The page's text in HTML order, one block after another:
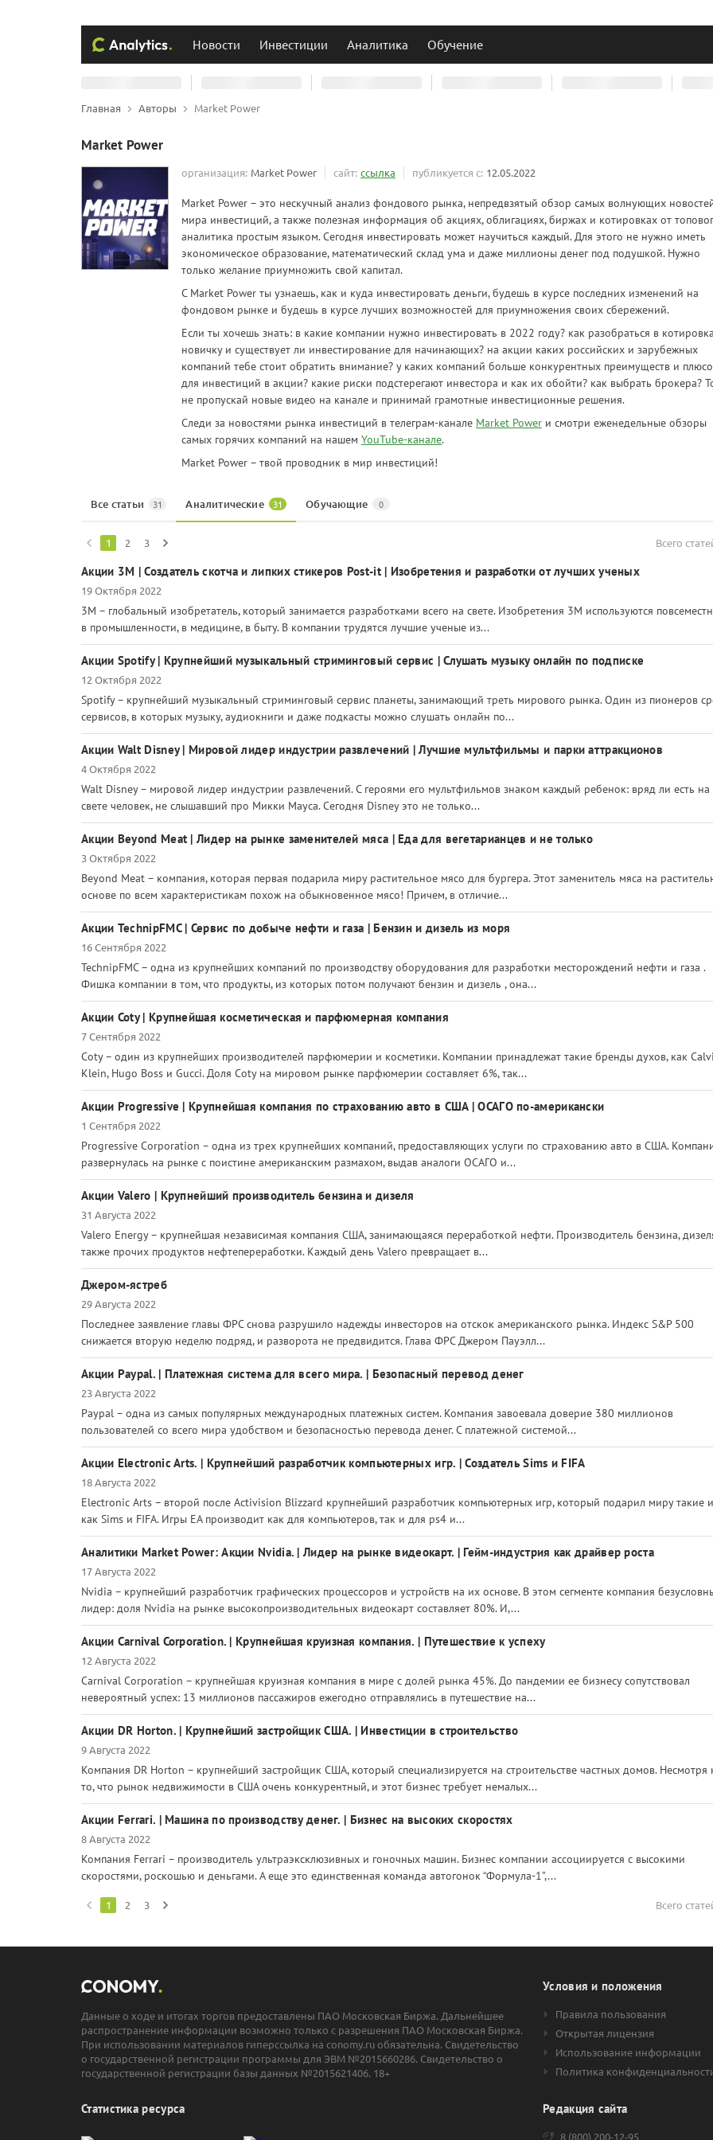
Новости Инвестиции Аналитика Обучение
Главная Авторы Market Power
Market Power
организация: Market Power сайт: ссылка публикуется с: 12.05.2022
Market Power – это нескучный анализ фондового рынка, непредвзятый обзор самых волнующих
мира инвестиций, а также полезная информация об акциях, облигациях, биржах и котировках от
аналитика простым языком. Сегодня инвестировать может научиться каждый. Для этого не нужно иметь
экономическое образование, математический склад ума и даже миллионы денег под подушкой. Нужно
только желание приумножить свой капитал.
С Market Power ты узнаешь, как и куда инвестировать деньги, будешь в курсе последних изменений на
фондовом рынке и будешь в курсе лучших возможностей для приумножения своих сбережений.
Если ты хочешь знать: в какие компании нужно инвестировать в 2022 году? как разобраться в
новичку и существует ли инвестирование для начинающих? на акции каких российских и зарубежных
компаний тебе стоит обратить внимание? у каких компаний больше конкурентных преимуществ и
для инвестиций в акции? какие риски подстерегают инвестора и как их обойти? как выбрать брокера?
не пропускай новые видео на канале и принимай грамотные инвестиционные решения.
Следи за новостями рынка инвестиций в телеграм-канале Market Power и смотри еженедельные обзоры
самых горячих компаний на нашем YouTube-канале.
Market Power – твой проводник в мир инвестиций!
Все статьи 31 Аналитические 31 Обучающие 0
1 2 3 Всего
Акции 3М | Создатель скотча и липких стикеров Post-it | Изобретения и разработки от лучших ученых
19 Октября 2022
3М – глобальный изобретатель, который занимается разработками всего на свете. Изобретения 3М используются
в промышленности, в медицине, в быту. В компании трудятся лучшие ученые из...
Акции Spotify | Крупнейший музыкальный стриминговый сервис | Слушать музыку онлайн по подписке
12 Октября 2022
Spotify – крупнейший музыкальный стриминговый сервис планеты, занимающий треть мирового рынка. Один из пионеров
сервисов, в которых музыку, аудиокниги и даже подкасты можно слушать онлайн по...
Акции Walt Disney | Мировой лидер индустрии развлечений | Лучшие мультфильмы и парки аттракционов
4 Октября 2022
Walt Disney – мировой лидер индустрии развлечений. С героями его мультфильмов знаком каждый ребенок: вряд ли есть на
свете человек, не слышавший про Микки Мауса. Сегодня Disney это не только...
Акции Beyond Meat | Лидер на рынке заменителей мяса | Еда для вегетарианцев и не только
3 Октября 2022
Beyond Meat – компания, которая первая подарила миру растительное мясо для бургера. Этот заменитель мяса на
основе по всем характеристикам похож на обыкновенное мясо! Причем, в отличие...
Акции TechnipFMC | Сервис по добыче нефти и газа | Бензин и дизель из моря
16 Сентября 2022
TechnipFMC – одна из крупнейших компаний по производству оборудования для разработки месторождений нефти и газа .
Фишка компании в том, что продукты, из которых потом получают бензин и дизель , она...
Акции Coty | Крупнейшая косметическая и парфюмерная компания
7 Сентября 2022
Coty – один из крупнейших производителей парфюмерии и косметики. Компании принадлежат такие бренды духов, как
Klein, Hugo Boss и Gucci. Доля Coty на мировом рынке парфюмерии составляет 6%, так...
Акции Progressive | Крупнейшая компания по страхованию авто в США | ОСАГО по-американски
1 Сентября 2022
Progressive Corporation – одна из трех крупнейших компаний, предоставляющих услуги по страхованию авто в США.
развернулась на рынке с поистине американским размахом, выдав аналоги ОСАГО и...
Акции Valero | Крупнейший производитель бензина и дизеля
31 Августа 2022
Valero Energy – крупнейшая независимая компания США, занимающаяся переработкой нефти. Производитель бензина,
также прочих продуктов нефтепереработки. Каждый день Valero превращает в...
Джером-ястреб
29 Августа 2022
Последнее заявление главы ФРС снова разрушило надежды инвесторов на отскок американского рынка. Индекс S&P 500
снижается вторую неделю подряд, и разворота не предвидится. Глава ФРС Джером Пауэлл...
Акции Paypal. | Платежная система для всего мира. | Безопасный перевод денег
23 Августа 2022
Paypal – одна из самых популярных международных платежных систем. Компания завоевала доверие 380 миллионов
пользователей со всего мира удобством и безопасностью перевода денег. С платежной системой...
Акции Electronic Arts. | Крупнейший разработчик компьютерных игр. | Создатель Sims и FIFA
18 Августа 2022
Electronic Arts – второй после Activision Blizzard крупнейший разработчик компьютерных игр, который подарил миру такие
как Sims и FIFA. Игры EA производит как для компьютеров, так и для ps4 и...
Аналитики Market Power: Акции Nvidia. | Лидер на рынке видеокарт. | Гейм-индустрия как драйвер роста
17 Августа 2022
Nvidia – крупнейший разработчик графических процессоров и устройств на их основе. В этом сегменте компания
лидер: доля Nvidia на рынке высокопроизводительных видеокарт составляет 80%. И,...
Акции Carnival Corporation. | Крупнейшая круизная компания. | Путешествие к успеху
12 Августа 2022
Carnival Corporation – крупнейшая круизная компания в мире с долей рынка 45%. До пандемии ее бизнесу сопутствовал
невероятный успех: 13 миллионов пассажиров ежегодно отправлялись в путешествие на...
Акции DR Horton. | Крупнейший застройщик США. | Инвестиции в строительство
9 Августа 2022
Компания DR Horton – крупнейший застройщик США, который специализируется на строительстве частных домов. Несмотря
то, что рынок недвижимости в США очень конкурентный, и этот бизнес требует немалых...
Акции Ferrari. | Машина по производству денег. | Бизнес на высоких скоростях
8 Августа 2022
Компания Ferrari – производитель ультраэксклюзивных и гоночных машин. Бизнес компании ассоциируется с высокими
скоростями, роскошью и деньгами. А еще это единственная команда автогонок “Формула-1”,...
1 2 3 Всего
Данные о ходе и итогах торгов предоставлены ПАО Московская Биржа. Дальнейшее
распространение информации возможно только с разрешения ПАО Московская Биржа.
При использовании материалов гиперссылка на conomy.ru обязательна. Свидетельство
о государственной регистрации программы для ЭВМ №2015660286. Свидетельство о
государственной регистрации базы данных №2015621406. 18+
Условия и положения
Правила пользования
Открытая лицензия
Использование информации
Политика
Редакция сайта
8 (800) 200-12-95
Статистика ресурса